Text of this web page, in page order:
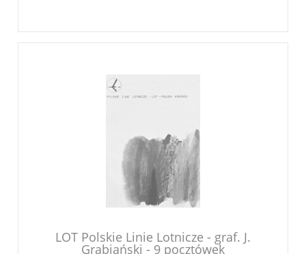
LOT Polskie Linie Lotnicze - graf. J.
Grabiański - 9 pocztówek